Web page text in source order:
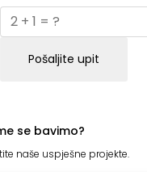
Pošaljite upit
se bavimo?
naše uspješne projekte.